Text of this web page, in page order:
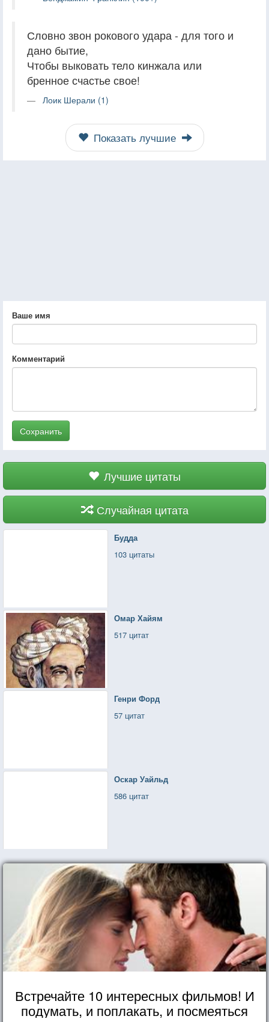
Словно звон рокового удара - для того и
дано бытие,
Чтобы выковать тело кинжала или
бренное счастье свое!
Лоик Шерали (1)
Показать лучшие
Ваше имя
Комментарий
Сохранить
Лучшие цитаты
Случайная цитата
Будда
103 цитаты
Омар Хайям
517 цитат
Генри Форд
57 цитат
Оскар Уайльд
586 цитат
Встречайте 10 интересных фильмов! И
подумать, и поплакать, и посмеяться